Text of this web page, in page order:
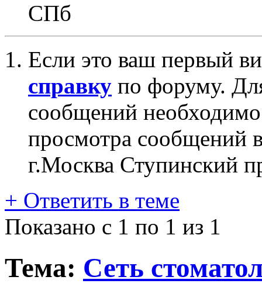
СПб
Если это ваш первый
справку по форуму.
сообщений
просмотра сообщений
г.Москва Ступинский
+ Ответить в теме
Показано с 1 по 1 из 1
Тема: Сеть